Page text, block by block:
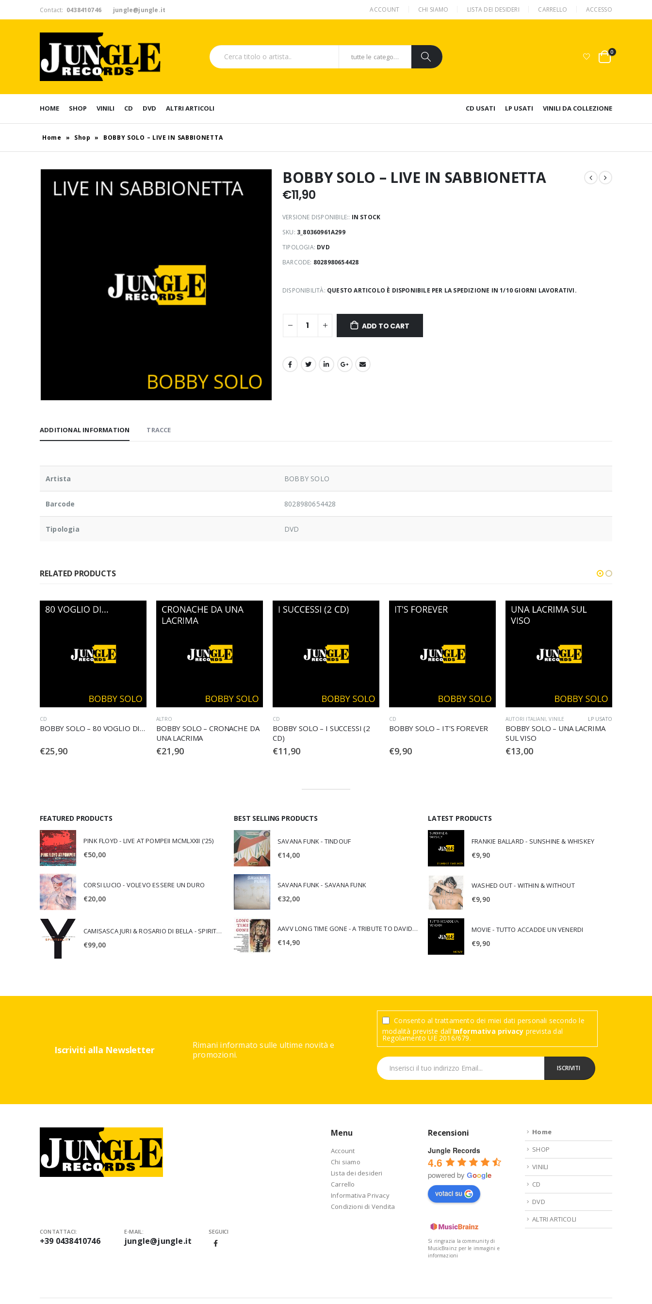
Contact: 0438410746 jungle@jungle.it ACCOUNT CHI SIAMO LISTA DEI DESIDERI CARRELLO ACCESSO
tutte le categorie
0
HOME SHOP VINILI CD DVD ALTRI ARTICOLI CD USATI LP USATI VINILI DA COLLEZIONE
Home » Shop » BOBBY SOLO – LIVE IN SABBIONETTA
BOBBY SOLO – LIVE IN SABBIONETTA
€11,90
VERSIONE DISPONIBILE:: IN STOCK
SKU: 3_80360961A299
TIPOLOGIA: DVD
BARCODE: 8028980654428
DISPONIBILITÀ: QUESTO ARTICOLO È DISPONIBILE PER LA SPEDIZIONE IN 1/10 GIORNI LAVORATIVI.
ADD TO CART
ADDITIONAL INFORMATION TRACCE
Artista BOBBY SOLO
Barcode 8028980654428
Tipologia DVD
RELATED PRODUCTS
ALTRO
BOBBY SOLO – CRONACHE DA
€21,90
CD
BOBBY SOLO – I SUCCESSI (2
CD)
€11,90
CD
BOBBY SOLO – IT’S FOREVER
€9,90
AUTORI ITALIANI
BOBBY SOLO – UNA LACRIMA
€13,00
CD
BOBBY SOLO – AMOR AMOR
AMOR
€9,90
FEATURED PRODUCTS
PINK FLOYD - LIVE AT POMPEII MCMLXXII ('25)
€50,00
CORSI LUCIO - VOLEVO ESSERE UN DURO
€20,00
CAMISASCA JURI & ROSARIO DI BELLA - SPIRITUALITY
€99,00
BEST SELLING PRODUCTS
SAVANA FUNK - TINDOUF
€14,00
SAVANA FUNK - SAVANA FUNK
€32,00
AAVV LONG TIME GONE - A TRIBUTE TO DAVID CROSBY
€14,90
LATEST PRODUCTS
FRANKIE BALLARD - SUNSHINE & WHISKEY
€9,90
WASHED OUT - WITHIN & WITHOUT
€9,90
MOVIE - TUTTO ACCADDE UN VENERDI
€9,90
Iscriviti alla Newsletter
Rimani informato sulle ultime novità e
promozioni.
Consento al trattamento dei miei dati personali secondo le
modalità previste dall'Informativa privacy prevista dal
Regolamento UE 2016/679.
CONTATTACI:
+39 0438410746
E-MAIL:
jungle@jungle.it
SEGUICI
Menu
Account
Chi siamo
Lista dei desideri
Carrello
Informativa Privacy
Condizioni di Vendita
Recensioni
Jungle Records
4.6
powered by Google
votaci su
Si ringrazia la community di
MusicBrainz per le immagini e
informazioni
Home
SHOP
VINILI
CD
DVD
ALTRI ARTICOLI